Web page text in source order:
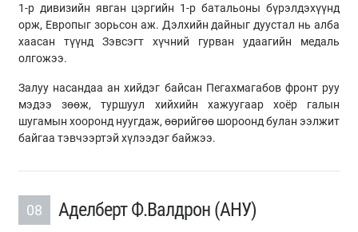
1-р дивизийн явган цэргийн 1-р батальоны бүрэлдэхүүнд
орж, Европыг зорьсон аж. Дэлхийн дайныг дуустал нь алба
хаасан түүнд Зэвсэгт хүчний гурван удаагийн медаль
олгожээ.
Залуу насандаа ан хийдэг байсан Пегахмагабов фронт руу
мэдээ зөөж, туршуул хийхийн хажуугаар хоёр галын
шугамын хооронд нуугдаж, өөрийгөө шороонд булан ээлжит
байгаа тэвчээртэй хүлээдэг байжээ.
08 Аделберт Ф.Валдрон (АНУ)